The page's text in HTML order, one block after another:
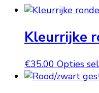
Kleurrijke
€35.00 Opties